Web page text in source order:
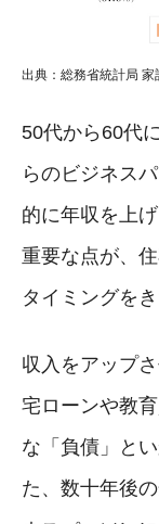
出典：総務省統計局 家
50代から60代
らのビジネス
的に年収を上
重要な点が、
タイミングを
収入をアップ
宅ローンや教
な「負債」と
た、数十年後